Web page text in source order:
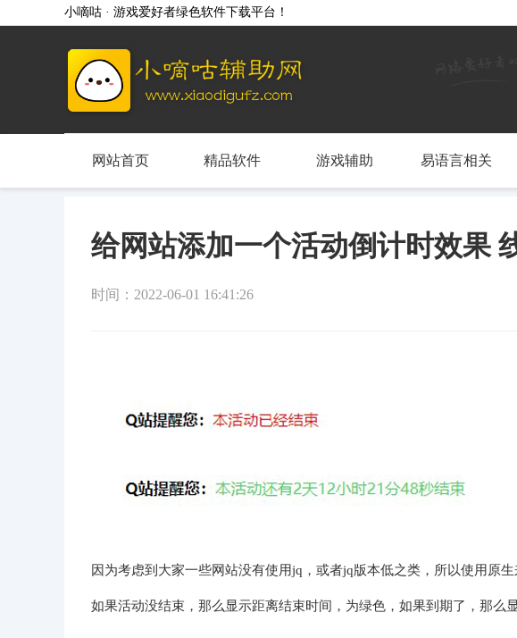
小嘀咕 · 游戏爱好者绿色软件下载平台！
网站首页 精品软件 游戏辅助 易语言相关
给网站添加一个活动倒计时效果
时间：2022-06-01 16:41:26
因为考虑到大家一些网站没有使用jq，或者jq版本低之类，所以使用原
如果活动没结束，那么显示距离结束时间，为绿色，如果到期了，那么